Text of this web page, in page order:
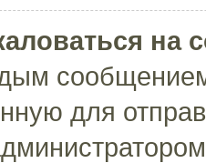
на
для